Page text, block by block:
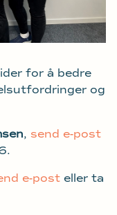
for å bedre
og
, send e-post
e-post eller ta